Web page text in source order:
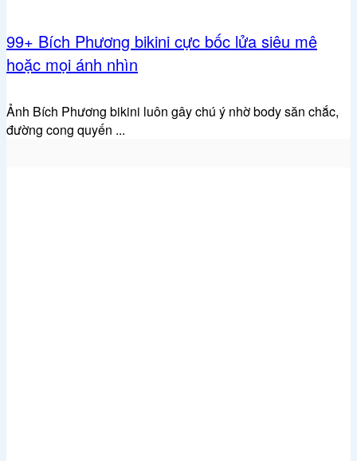
99+ Bích Phương bikini cực bốc lửa siêu mê
hoặc mọi ánh nhìn
Ảnh Bích Phương bikini luôn gây chú ý nhờ body săn chắc,
đường cong quyến ...